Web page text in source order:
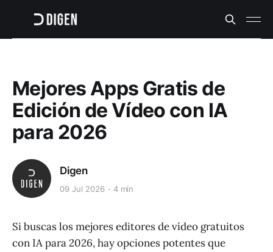
Mejores Apps Gratis de
Edición de Vídeo con IA
para 2026
Digen
09 Jul 2026 4 min
Si buscas los mejores editores de vídeo gratuitos
con IA para 2026, hay opciones potentes que